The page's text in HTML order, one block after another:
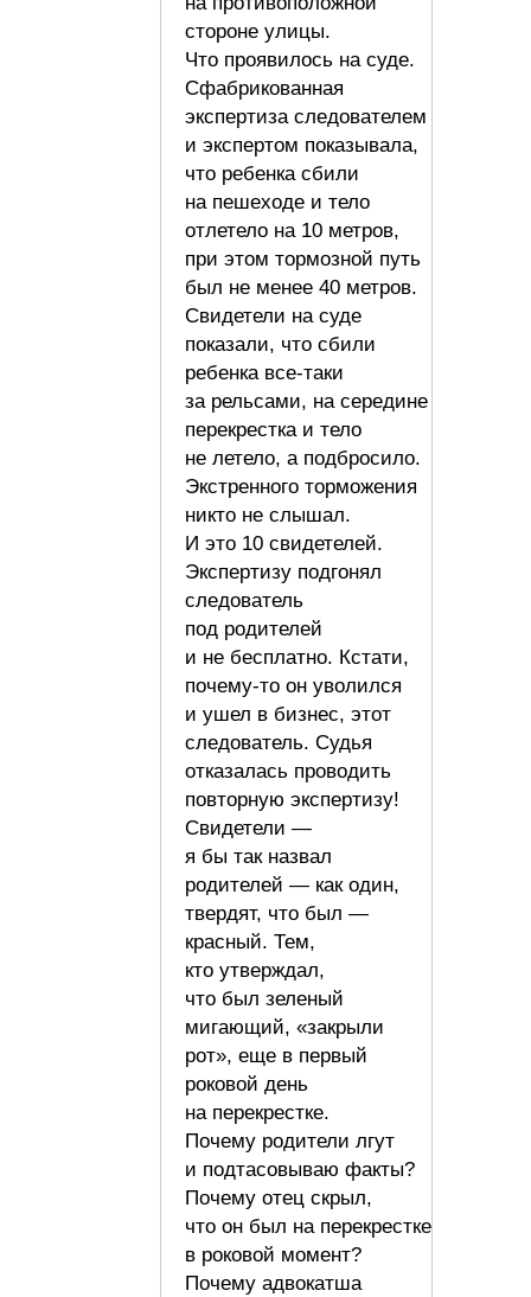
стороне улицы.
Что проявилось на суде.
Сфабрикованная
экспертиза следователем
и экспертом показывала,
что ребенка сбили
на пешеходе и тело
отлетело на 10 метров,
при этом тормозной путь
был не менее 40 метров.
Свидетели на суде
показали, что сбили
ребенка все-таки
за рельсами, на середине
перекрестка и тело
не летело, а подбросило.
Экстренного торможения
никто не слышал.
И это 10 свидетелей.
Экспертизу подгонял
следователь
под родителей
и не бесплатно. Кстати,
почему-то он уволился
и ушел в бизнес, этот
следователь. Судья
отказалась проводить
повторную экспертизу!
Свидетели —
я бы так назвал
родителей — как один,
твердят, что был —
красный. Тем,
кто утверждал,
что был зеленый
мигающий, «закрыли
рот», еще в первый
роковой день
на перекрестке.
Почему родители лгут
и подтасовываю факты?
Почему отец скрыл,
что он был на перекрестке
в роковой момент?
Почему адвокатша